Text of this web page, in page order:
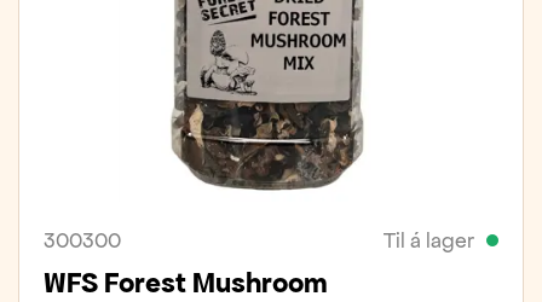
300300 Til á lager
WFS Forest Mushroom